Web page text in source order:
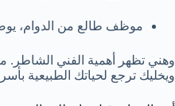
موظف طالع من الدوام،
وهني تظهر أهمية الفني الشاطر.
ويخليك ترجع لحياتك الطبيعية